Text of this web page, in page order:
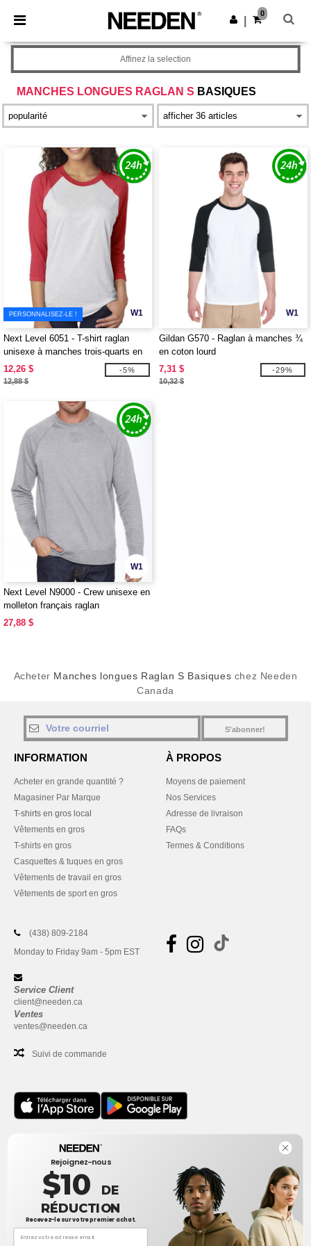
× Appli Needen
Meilleurs prix sur l’app !
Obtenir l'appli
0
MANCHES LONGUES RAGLAN S BASIQUES
Affinez la selection
W1
PERSONNALISEZ-LE !
Next Level 6051 - T-shirt raglan
unisexe à manches trois-quarts en
tri-matière
12,26 $
12,88 $
-5%
W1
Gildan G570 - Raglan à manches ¾
en coton lourd
7,31 $
10,32 $
-29%
W1
Next Level N9000 - Crew unisexe en
molleton français raglan
27,88 $
Acheter Manches longues Raglan S Basiques chez Needen
Canada
S'abonner!
INFORMATION
Acheter en grande quantité ?
Magasiner Par Marque
T-shirts en gros local
Vêtements en gros
T-shirts en gros
Casquettes & tuques en gros
Vêtements de travail en gros
Vêtements de sport en gros
À PROPOS
Moyens de paiement
Nos Services
Adresse de livraison
FAQs
Termes & Conditions
(438) 809-2184
Monday to Friday 9am - 5pm EST
Service Client
client@needen.ca
Ventes
ventes@needen.ca
Suivi de commande
Bureau
One Dundas Street West Suite 2500
Toronto, Ontario, M5G 1Z3
Ceci n'est PAS l'adresse de retour. Pour les retours, voir ici
Bureau
1300 rue Sherbrooke Ouest #400
Rejoignez-nous
$10 DE
RÉDUCTION
Recevez-le sur votre premier achat.